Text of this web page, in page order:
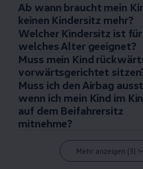
Ab wann braucht mein
keinen Kindersitz mehr?
Welcher Kindersitz ist für
welches Alter geeignet?
Muss mein Kind
vorwärtsgerichtet
Muss ich den Airbag
wenn ich mein Kind im
auf dem Beifahrersitz
mitnehme?
Mehr anzeigen (3)